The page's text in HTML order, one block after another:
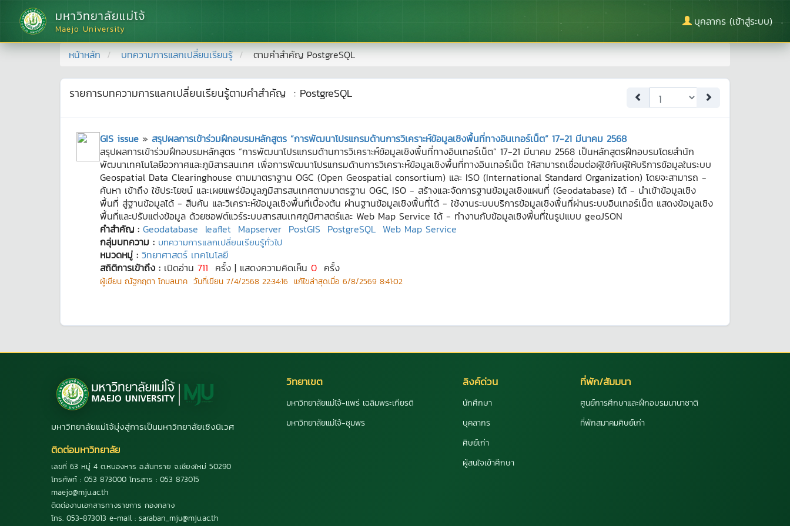
มหาวิทยาลัยแม่โจ้
Maejo University
บุคลากร (เข้าสู่ระบบ)
หน้าหลัก บทความการแลกเปลี่ยนเรียนรู้ ตามคำสำคัญ PostgreSQL
รายการบทความการแลกเปลี่ยนเรียนรู้ตามคำสำคัญ : PostgreSQL
GIS issue » สรุปผลการเข้าร่วมฝึกอบรมหลักสูตร “การพัฒนาโปรแกรมด้านการวิเคราะห์ข้อมูลเชิงพื้นที่ทางอินเทอร์เน็ต” 17-21 มีนาคม 2568
สรุปผลการเข้าร่วมฝึกอบรมหลักสูตร “การพัฒนาโปรแกรมด้านการวิเคราะห์ข้อมูลเชิงพื้นที่ทางอินเทอร์เน็ต” 17-21 มีนาคม 2568 เป็นหลักสูตรฝึกอบรมโดยสำน้ก
พัฒนาเทคโนโลยีอวกาศและภูมิสารสนเทศ เพื่อการพัฒนาโปรแกรมด้านการวิเคราะห์ข้อมูลเชิงพื้นที่ทางอินเทอร์เน็ต ให้สามารถเชื่อมต่อผู้ใช้กับผู้ให้บริการข้อมูลในระบบ
Geospatial Data Clearinghouse ตามมาตราฐาน OGC (Open Geospatial consortium) และ ISO (International Standard Organization) โดยจะสามารถ -
ค้นหา เข้าถึง ใช้ประโยชน์ และเผยแพร่ข้อมูลภูมิสารสนเทศตามมาตรฐาน OGC, ISO - สร้างและจัดการฐานข้อมูลเชิงแผนที่ (Geodatabase) ได้ - นำเข้าข้อมูลเชิง
พื้นที่ สู่ฐานข้อมูลได้ - สืบค้น และวิเคราะห์ข้อมูลเชิงพื้นที่เบื้องต้น ผ่านฐานข้อมูลเชิงพื้นที่ได้ - ใช้งานระบบบริการข้อมูลเชิงพื้นที่ผ่านระบบอินเทอร์เน็ต แสดงข้อมูลเชิง
พื้นที่และปรับแต่งข้อมูล ด้วยซอฟต์แวร์ระบบสารสนเทศภูมิศาสตร์และ Web Map Service ได้ - ทำงานกับข้อมูลเชิงพื้นที่ในรูปแบบ geoJSON
คำสำคัญ : Geodatabase leaflet Mapserver PostGIS PostgreSQL Web Map Service
กลุ่มบทความ : บทความการแลกเปลี่ยนเรียนรู้ทั่วไป
หมวดหมู่ : วิทยาศาสตร์ เทคโนโลยี
สถิติการเข้าถึง : เปิดอ่าน 711 ครั้ง | แสดงความคิดเห็น 0 ครั้ง
ผู้เขียน ณัฐกฤตา โกมลนาค วันที่เขียน 7/4/2568 22:34:16 แก้ไขล่าสุดเมื่อ 6/8/2569 8:41:02
มหาวิทยาลัยแม่โจ้มุ่งสู่การเป็นมหาวิทยาลัยเชิงนิเวศ
ติดต่อมหาวิทยาลัย
เลขที่ 63 หมู่ 4 ต.หนองหาร อ.สันทราย จ.เชียงใหม่ 50290
โทรศัพท์ : 053 873000 โทรสาร : 053 873015
maejo@mju.ac.th
ติดต่องานเอกสารทางราชการ กองกลาง
โทร. 053-873013 e-mail : saraban_mju@mju.ac.th
วิทยาเขต
มหาวิทยาลัยแม่โจ้-แพร่ เฉลิมพระเกียรติ
มหาวิทยาลัยแม่โจ้-ชุมพร
ลิงค์ด่วน
นักศึกษา
บุคลากร
ศิษย์เก่า
ผู้สนใจเข้าศึกษา
ที่พัก/สัมมนา
ศูนย์การศึกษาและฝึกอบรมนานาชาติ
ที่พักสมาคมศิษย์เก่า